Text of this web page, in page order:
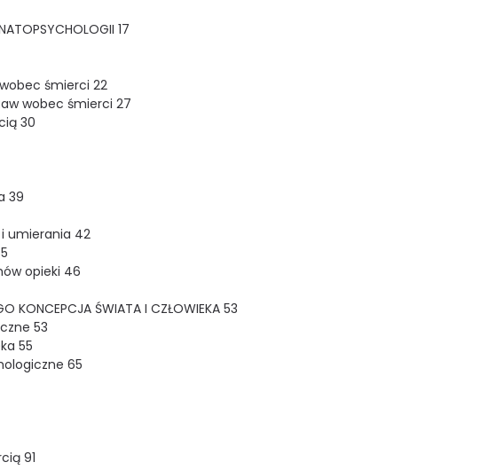
17
śmierci 22
wobec śmierci 27
30
39
i umierania 42
opieki 46
KONCEPCJA ŚWIATA I CZŁOWIEKA 53
53
55
65
91